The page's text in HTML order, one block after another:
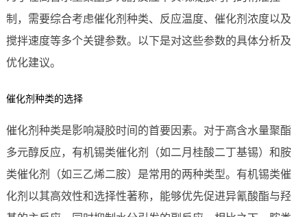
制，需要综合考虑催化剂种类、反应温度、催化剂浓度以及
搅拌速度等多个关键参数。以下是对这些参数的具体分析及
优化建议。
催化剂种类的选择
催化剂种类是影响凝胶时间的首要因素。对于高含水量聚酯
多元醇反应，有机锡类催化剂（如二月桂酸二丁基锡）和胺
类催化剂（如三乙烯二胺）是常用的两种类型。有机锡类催
化剂以其高效性和选择性著称，能够优先促进异氰酸酯与羟